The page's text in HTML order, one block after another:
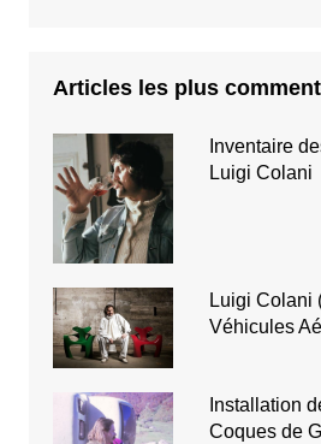
Articles les plus
Inventaire
Luigi Colani
Luigi Colani
Véhicules
Installation
Coques de